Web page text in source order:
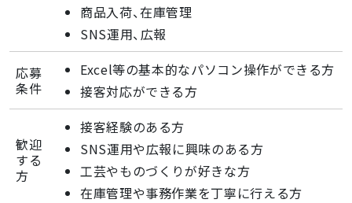
商品入荷、在庫管理
SNS運用、広報
応募
条件
Excel等の基本的なパソコン操作ができる方
接客対応ができる方
歓迎
する
方
接客経験のある方
SNS運用や広報に興味のある方
工芸やものづくりが好きな方
在庫管理や事務作業を丁寧に行える方